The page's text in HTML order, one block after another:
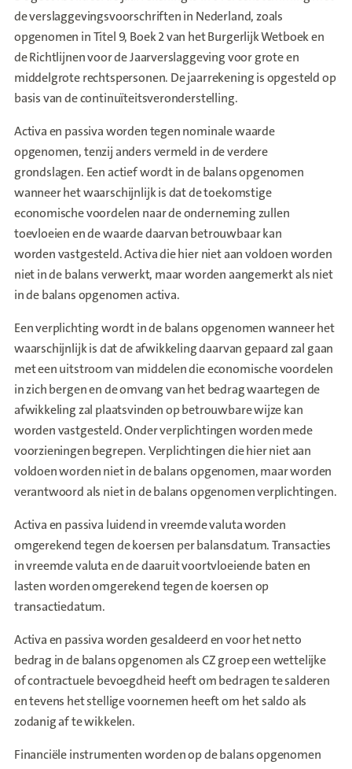
de verslaggevingsvoorschriften in Nederland, zoals
opgenomen in Titel 9, Boek 2 van het Burgerlijk Wetboek en
de Richtlijnen voor de Jaarverslaggeving voor grote en
middelgrote rechtspersonen. De jaarrekening is opgesteld op
basis van de continuïteitsveronderstelling.
Activa en passiva worden tegen nominale waarde
opgenomen, tenzij anders vermeld in de verdere
grondslagen. Een actief wordt in de balans opgenomen
wanneer het waarschijnlijk is dat de toekomstige
economische voordelen naar de onderneming zullen
toevloeien en de waarde daarvan betrouwbaar kan
worden vastgesteld. Activa die hier niet aan voldoen worden
niet in de balans verwerkt, maar worden aangemerkt als niet
in de balans opgenomen activa.
Een verplichting wordt in de balans opgenomen wanneer het
waarschijnlijk is dat de afwikkeling daarvan gepaard zal gaan
met een uitstroom van middelen die economische voordelen
in zich bergen en de omvang van het bedrag waartegen de
afwikkeling zal plaatsvinden op betrouwbare wijze kan
worden vastgesteld. Onder verplichtingen worden mede
voorzieningen begrepen. Verplichtingen die hier niet aan
voldoen worden niet in de balans opgenomen, maar worden
verantwoord als niet in de balans opgenomen verplichtingen.
Activa en passiva luidend in vreemde valuta worden
omgerekend tegen de koersen per balansdatum. Transacties
in vreemde valuta en de daaruit voortvloeiende baten en
lasten worden omgerekend tegen de koersen op
transactiedatum.
Activa en passiva worden gesaldeerd en voor het netto
bedrag in de balans opgenomen als CZ groep een wettelijke
of contractuele bevoegdheid heeft om bedragen te salderen
en tevens het stellige voornemen heeft om het saldo als
zodanig af te wikkelen.
Financiële instrumenten worden op de balans opgenomen